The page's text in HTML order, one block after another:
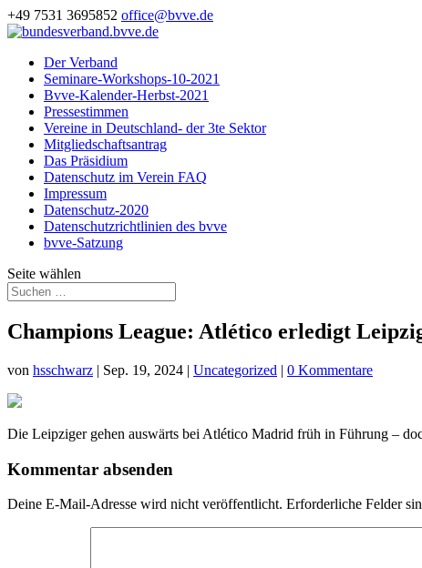
+49 7531 3695852 office@bvve.de
Der Verband
Seminare-Workshops-10-2021
Bvve-Kalender-Herbst-2021
Pressestimmen
Vereine in Deutschland- der 3te Sektor
Mitgliedschaftsantrag
Das Präsidium
Datenschutz im Verein FAQ
Impressum
Datenschutz-2020
Datenschutzrichtlinien des bvve
bvve-Satzung
Seite wählen
Champions League: Atlético erledigt
von hsschwarz | Sep. 19, 2024 | Uncategorized | 0 Kommentare
Die Leipziger gehen auswärts bei Atlético Madrid früh in Führung –
Kommentar absenden
Deine E-Mail-Adresse wird nicht veröffentlicht. Erforderliche Felder